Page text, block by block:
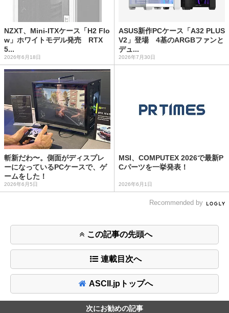
NZXT、Mini-ITXケース「H2 Flo
w」ホワイトモデル発売 RTX
5...
2026年6月18日
ASUS新作PCケース「A32 PLUS
V2」登場 4基のARGBファンと
デュ...
2026年7月30日
斬新だわ〜。側面がディスプレ
ーになっているPCケースで、ゲ
ームをした！
2026年6月5日
MSI、COMPUTEX 2026で最新P
Cパーツを一挙発表！
2026年6月1日
Recommended by
この記事の先頭へ
連載目次へ
ASCII.jpトップへ
次にお勧めの記事